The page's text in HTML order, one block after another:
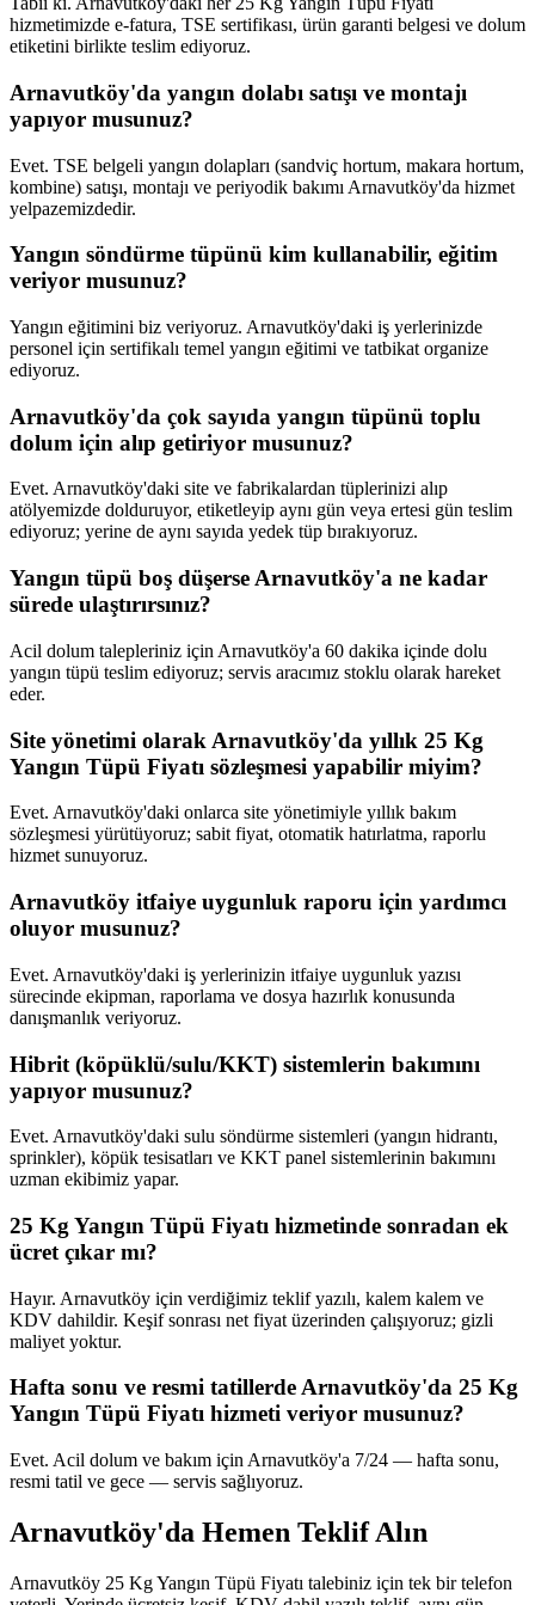
hizmetimizde e-fatura, TSE sertifikası, ürün garanti belgesi ve dolum
etiketini birlikte teslim ediyoruz.
Arnavutköy'da yangın dolabı satışı ve montajı
yapıyor musunuz?
Evet. TSE belgeli yangın dolapları (sandviç hortum, makara hortum,
kombine) satışı, montajı ve periyodik bakımı Arnavutköy'da hizmet
yelpazemizdedir.
Yangın söndürme tüpünü kim kullanabilir, eğitim
veriyor musunuz?
Yangın eğitimini biz veriyoruz. Arnavutköy'daki iş yerlerinizde
personel için sertifikalı temel yangın eğitimi ve tatbikat organize
ediyoruz.
Arnavutköy'da çok sayıda yangın tüpünü toplu
dolum için alıp getiriyor musunuz?
Evet. Arnavutköy'daki site ve fabrikalardan tüplerinizi alıp
atölyemizde dolduruyor, etiketleyip aynı gün veya ertesi gün teslim
ediyoruz; yerine de aynı sayıda yedek tüp bırakıyoruz.
Yangın tüpü boş düşerse Arnavutköy'a ne kadar
sürede ulaştırırsınız?
Acil dolum talepleriniz için Arnavutköy'a 60 dakika içinde dolu
yangın tüpü teslim ediyoruz; servis aracımız stoklu olarak hareket
eder.
Site yönetimi olarak Arnavutköy'da yıllık 25 Kg
Yangın Tüpü Fiyatı sözleşmesi yapabilir miyim?
Evet. Arnavutköy'daki onlarca site yönetimiyle yıllık bakım
sözleşmesi yürütüyoruz; sabit fiyat, otomatik hatırlatma, raporlu
hizmet sunuyoruz.
Arnavutköy itfaiye uygunluk raporu için yardımcı
oluyor musunuz?
Evet. Arnavutköy'daki iş yerlerinizin itfaiye uygunluk yazısı
sürecinde ekipman, raporlama ve dosya hazırlık konusunda
danışmanlık veriyoruz.
Hibrit (köpüklü/sulu/KKT) sistemlerin bakımını
yapıyor musunuz?
Evet. Arnavutköy'daki sulu söndürme sistemleri (yangın hidrantı,
sprinkler), köpük tesisatları ve KKT panel sistemlerinin bakımını
uzman ekibimiz yapar.
25 Kg Yangın Tüpü Fiyatı hizmetinde sonradan ek
ücret çıkar mı?
Hayır. Arnavutköy için verdiğimiz teklif yazılı, kalem kalem ve
KDV dahildir. Keşif sonrası net fiyat üzerinden çalışıyoruz; gizli
maliyet yoktur.
Hafta sonu ve resmi tatillerde Arnavutköy'da 25 Kg
Yangın Tüpü Fiyatı hizmeti veriyor musunuz?
Evet. Acil dolum ve bakım için Arnavutköy'a 7/24 — hafta sonu,
resmi tatil ve gece — servis sağlıyoruz.
Arnavutköy'da Hemen Teklif Alın
Arnavutköy 25 Kg Yangın Tüpü Fiyatı talebiniz için tek bir telefon